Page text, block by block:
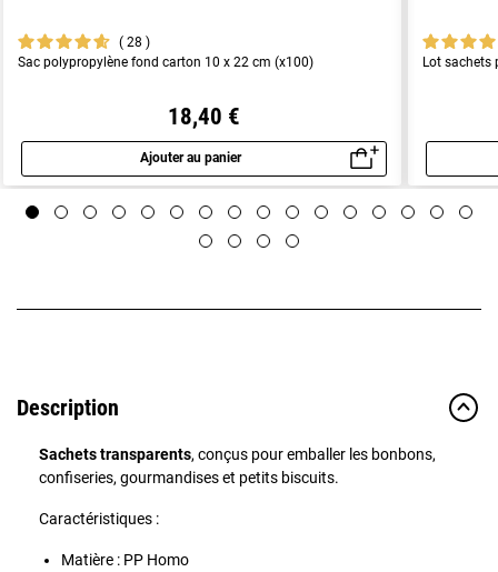
28
Sac polypropylène fond carton 10 x 22 cm (x100)
18,40 €
Ajouter au panier
Aperçu rapide
Lot sachets
Description
Sachets transparents, conçus pour emballer les bonbons,
confiseries, gourmandises et petits biscuits.
Caractéristiques :
Matière : PP Homo